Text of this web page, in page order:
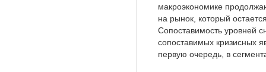
макроэкономике
на рынок, который
Сопоставимость уровней
сопоставимых кризисных
первую очередь, в